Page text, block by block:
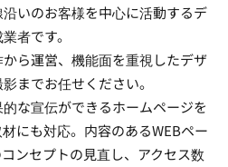
いのお客様を中心に活動するデ
者です。
ら運営、機能面を重視したデザ
までお任せください。
な宣伝ができるホームページを
にも対応。内容のあるWEBペー
ンセプトの見直し、アクセス数